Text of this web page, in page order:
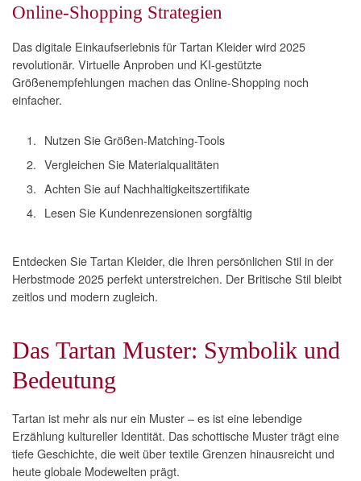
Online-Shopping Strategien
Das digitale Einkaufserlebnis für Tartan Kleider wird 2025
revolutionär. Virtuelle Anproben und KI-gestützte
Größenempfehlungen machen das Online-Shopping noch
einfacher.
Nutzen Sie Größen-Matching-Tools
Vergleichen Sie Materialqualitäten
Achten Sie auf Nachhaltigkeitszertifikate
Lesen Sie Kundenrezensionen sorgfältig
Entdecken Sie Tartan Kleider, die Ihren persönlichen Stil in der
Herbstmode 2025 perfekt unterstreichen. Der Britische Stil bleibt
zeitlos und modern zugleich.
Das Tartan Muster: Symbolik und
Bedeutung
Tartan ist mehr als nur ein Muster – es ist eine lebendige
Erzählung kultureller Identität. Das schottische Muster trägt eine
tiefe Geschichte, die weit über textile Grenzen hinausreicht und
heute globale Modewelten prägt.